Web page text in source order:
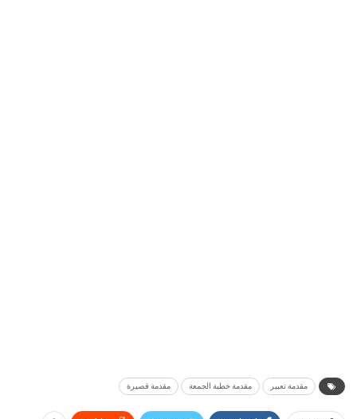
مقدمة تعبير مقدمة خطبة الجمعة مقدمة قصيرة